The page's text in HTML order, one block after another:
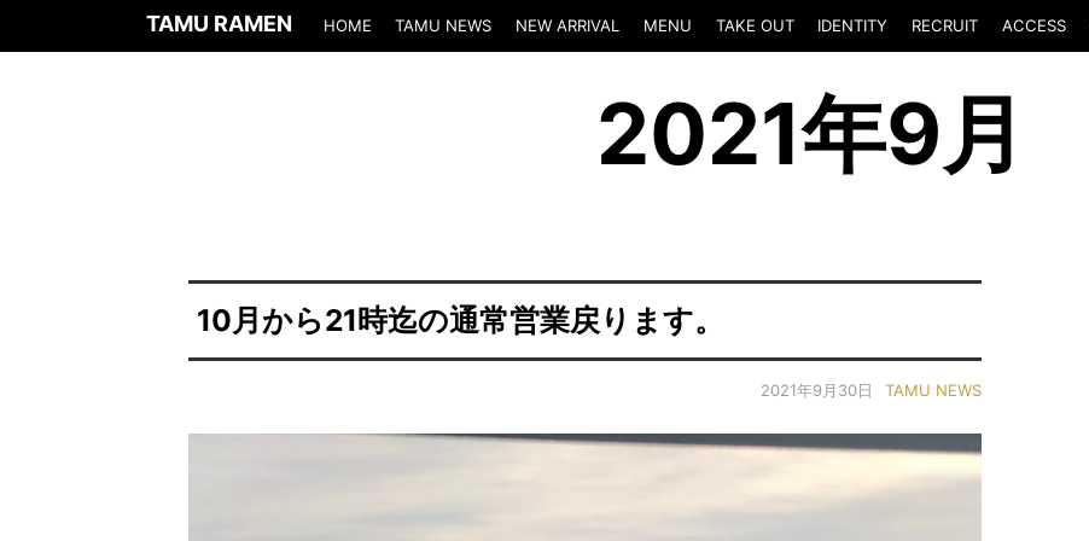
TAMU RAMEN HOME TAMU NEWS NEW ARRIVAL MENU TAKE OUT IDENTITY RECRUIT ACCESS
2021年9月
10月から21時迄の通常営業戻ります。
2021年9月30日 TAMU NEWS